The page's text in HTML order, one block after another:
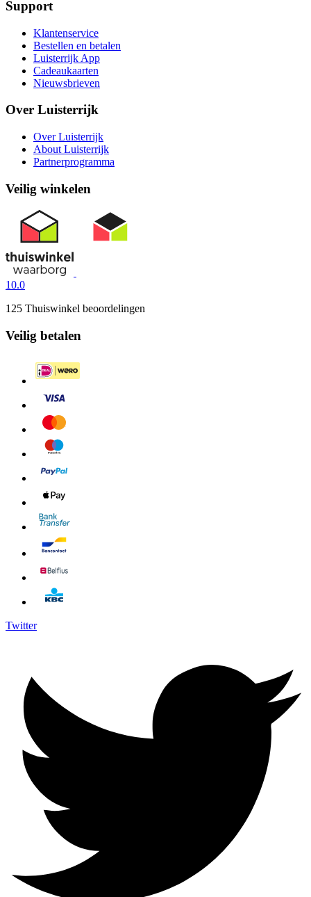
Support
Klantenservice
Bestellen en betalen
Luisterrijk App
Cadeaukaarten
Nieuwsbrieven
Over Luisterrijk
Over Luisterrijk
About Luisterrijk
Partnerprogramma
Veilig winkelen
10.0
125 Thuiswinkel beoordelingen
Veilig betalen
Twitter